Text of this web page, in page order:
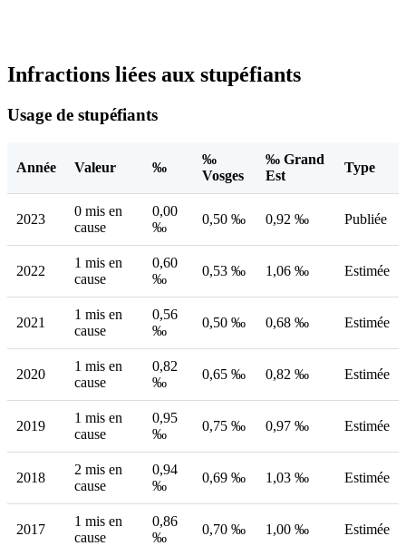
Infractions liées aux stupéfiants
Usage de stupéfiants
Année Valeur ‰
‰
Vosges
‰ Grand
Est
Type
2023
0 mis en
cause
0,00
‰
0,50 ‰ 0,92 ‰ Publiée
2022
1 mis en
cause
0,60
‰
0,53 ‰ 1,06 ‰ Estimée
2021
1 mis en
cause
0,56
‰
0,50 ‰ 0,68 ‰ Estimée
2020
1 mis en
cause
0,82
‰
0,65 ‰ 0,82 ‰ Estimée
2019
1 mis en
cause
0,95
‰
0,75 ‰ 0,97 ‰ Estimée
2018
2 mis en
cause
0,94
‰
0,69 ‰ 1,03 ‰ Estimée
2017
1 mis en
cause
0,86
‰
0,70 ‰ 1,00 ‰ Estimée